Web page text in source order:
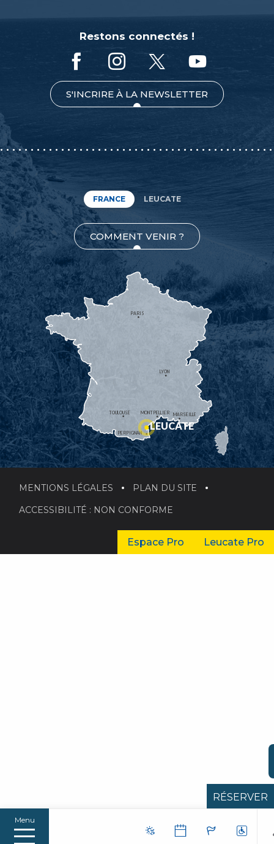
Menu
Restons connectés !
S'INCRIRE À LA NEWSLETTER
FRANCE LEUCATE
COMMENT VENIR ?
MONTPELLIER
PERPIGNAN
MARSEILLE
TOULOUSE
LYON
PARIS
LEUCATE
MENTIONS LÉGALES PLAN DU SITE
ACCESSIBILITÉ : NON CONFORME
Espace Pro Leucate Pro
RÉSERVER